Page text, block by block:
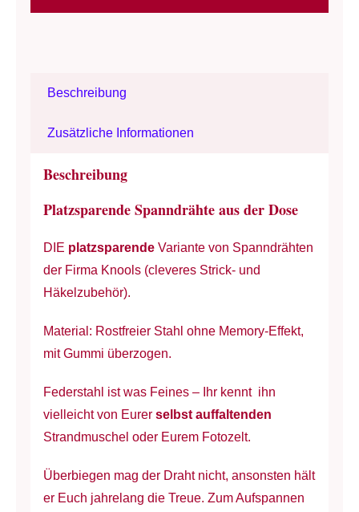
Beschreibung
Zusätzliche Informationen
Beschreibung
Platzsparende Spanndrähte aus der Dose
DIE platzsparendeVariante von Spanndrähten
der Firma Knools (cleveres Strick- und
Häkelzubehör).
Material: Rostfreier Stahl ohne Memory-Effekt,
mit Gummi überzogen.
Federstahl ist was Feines – Ihr kennt ihn
vielleicht von Eurer selbst auffaltenden
Strandmuschel oder Eurem Fotozelt.
Überbiegen mag der Draht nicht, ansonsten hält
er Euch jahrelang die Treue. Zum Aufspannen